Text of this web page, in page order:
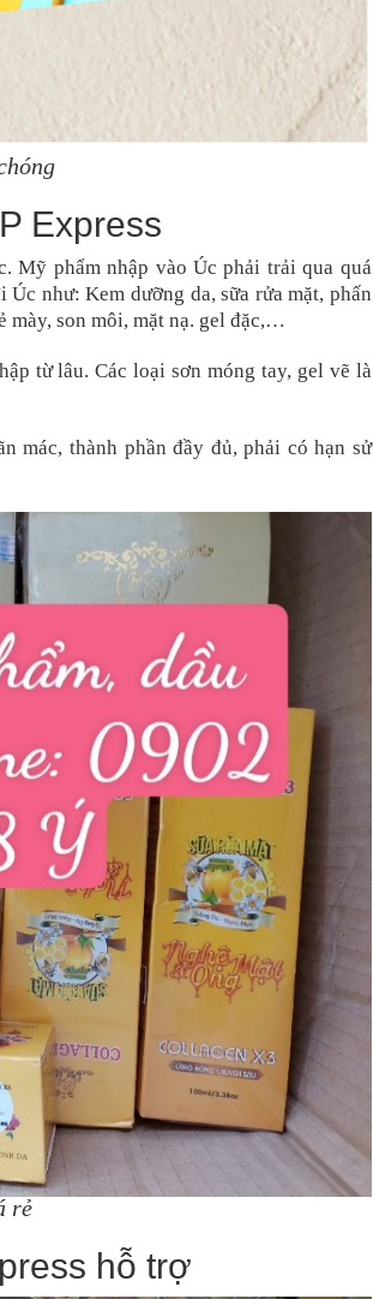
Express
Mỹ phẩm nhập vào Úc phải trải qua quá
như: Kem dưỡng da, sữa rửa mặt, phấn
mày, son môi, mặt nạ. gel đặc,…
từ lâu. Các loại sơn móng tay, gel vẽ là
mác, thành phần đầy đủ, phải có hạn sử
rẻ
hỗ trợ